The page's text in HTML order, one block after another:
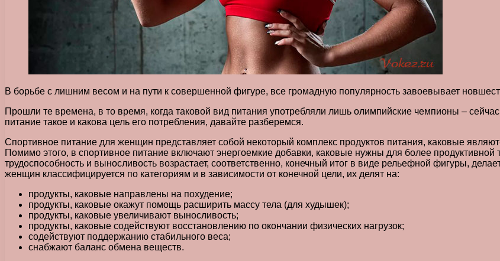
В борьбе с лишним весом и на пути к совершенной фигуре, все громадную популярность завоевывает
Прошли те времена, в то время, когда таковой вид питания употребляли лишь олимпийские чемпионы –
питание такое и какова цель его потребления, давайте разберемся.
Спортивное питание для женщин представляет собой некоторый комплекс продуктов питания, каковые
Помимо этого, в спортивное питание включают энергоемкие добавки, каковые нужны для более продуктивной
трудоспособность и выносливость возрастает, соответственно, конечный итог в виде рельефной фигуры,
женщин классифицируется по категориям и в зависимости от конечной цели, их делят на:
продукты, каковые направлены на похудение;
продукты, каковые окажут помощь расширить массу тела (для худышек);
продукты, каковые увеличивают выносливость;
продукты, каковые содействуют восстановлению по окончании физических нагрузок;
содействуют поддержанию стабильного веса;
снабжают баланс обмена веществ.